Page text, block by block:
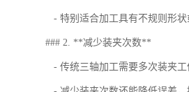
- 特别适合加工具有不规则形状
### 2. **减少装夹次数**
- 传统三轴加工需要多次装夹